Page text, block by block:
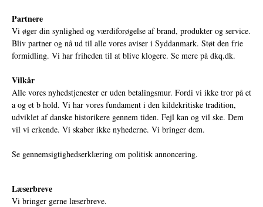
Partnere
Vi øger din synlighed og værdiforøgelse af brand, produkter og service.
Bliv partner og nå ud til alle vores aviser i Syddanmark. Støt den frie
formidling. Vi har friheden til at blive klogere. Se mere på dkq.dk.
Vilkår
Alle vores nyhedstjenester er uden betalingsmur. Fordi vi ikke tror på et
a og et b hold. Vi har vores fundament i den kildekritiske tradition,
udviklet af danske historikere gennem tiden. Fejl kan og vil ske. Dem
vil vi erkende. Vi skaber ikke nyhederne. Vi bringer dem.
Se gennemsigtighedserklæring om politisk annoncering.
Læserbreve
Vi bringer gerne læserbreve.